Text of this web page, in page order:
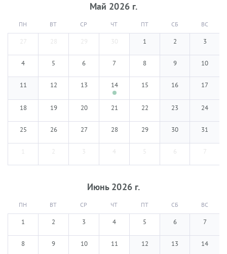
Май 2026 г.
ПН ВТ СР ЧТ ПТ СБ ВС
27 28 29 30 1 2 3
4 5 6 7 8 9 10
11 12 13 14 15 16 17
18 19 20 21 22 23 24
25 26 27 28 29 30 31
1 2 3 4 5 6 7
Июнь 2026 г.
ПН ВТ СР ЧТ ПТ СБ ВС
1 2 3 4 5 6 7
8 9 10 11 12 13 14